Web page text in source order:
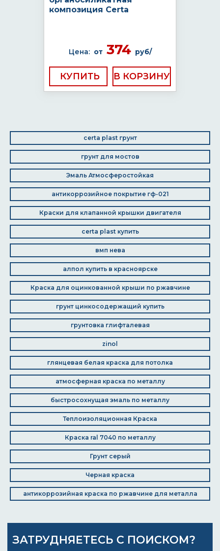
композиция Certa
Цена: от374 руб/
КУПИТЬ
certa plast грунт
грунт для мостов
Эмаль Атмосферостойкая
антикоррозийное покрытие гф-021
Краски для клапанной крышки двигателя
certa plast купить
вмп нева
алпол купить в красноярске
Краска для оцинкованной крыши по ржавчине
грунт цинкосодержащий купить
грунтовка глифталевая
zinol
глянцевая белая краска для потолка
атмосферная краска по металлу
быстросохнущая эмаль по металлу
Теплоизоляционная Краска
Краска ral 7040 по металлу
Грунт серый
Черная краска
антикоррозийная краска по ржавчине для металла
ЗАТРУДНЯЕТЕСЬ С ПОИСКОМ?